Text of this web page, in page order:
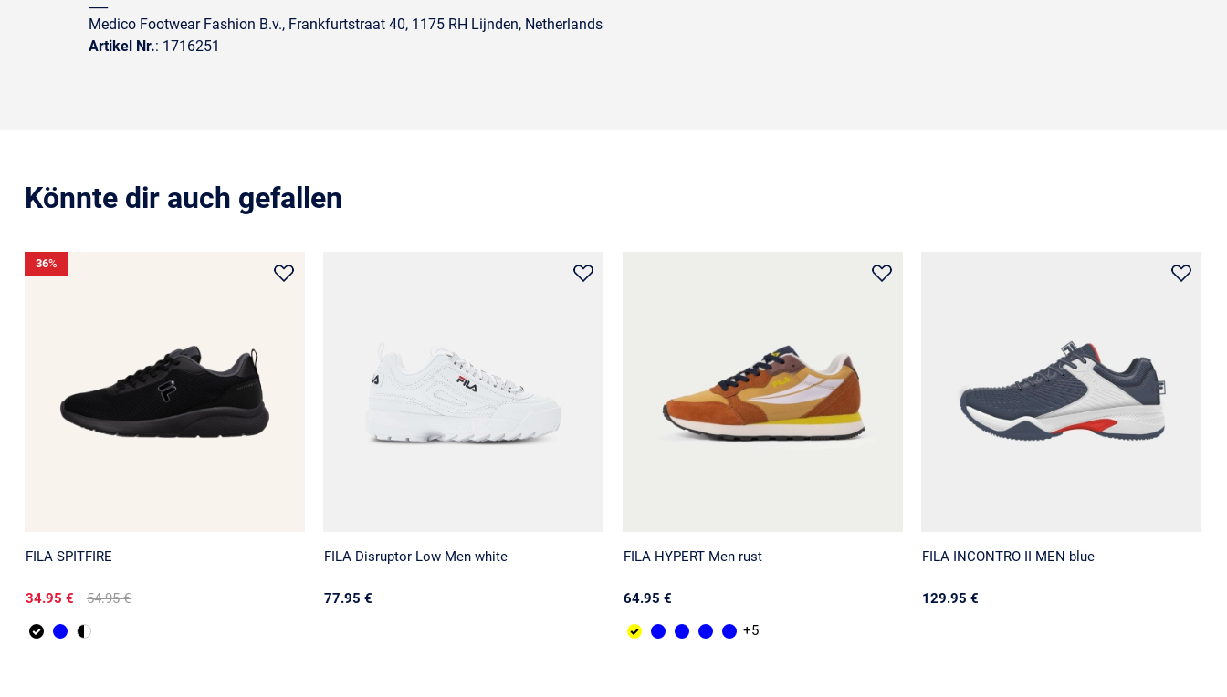
Medico Footwear Fashion B.v., Frankfurtstraat 40, 1175 RH Lijnden, Netherlands
Artikel Nr.: 1716251
Könnte dir auch gefallen
FILA SPITFIRE
34.95 € 54.95 €
36%
FILA Disruptor Low Men white
77.95 €
FILA HYPERT Men rust
64.95 €
FILA INCONTRO II MEN blue
129.95 €